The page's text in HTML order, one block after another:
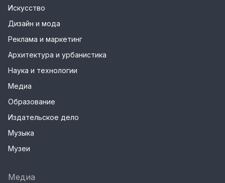
Искусство
Дизайн и мода
Реклама и маркетинг
Архитектура и урбанистика
Наука и технологии
Медиа
Образование
Издательское дело
Музыка
Музеи
Медиа